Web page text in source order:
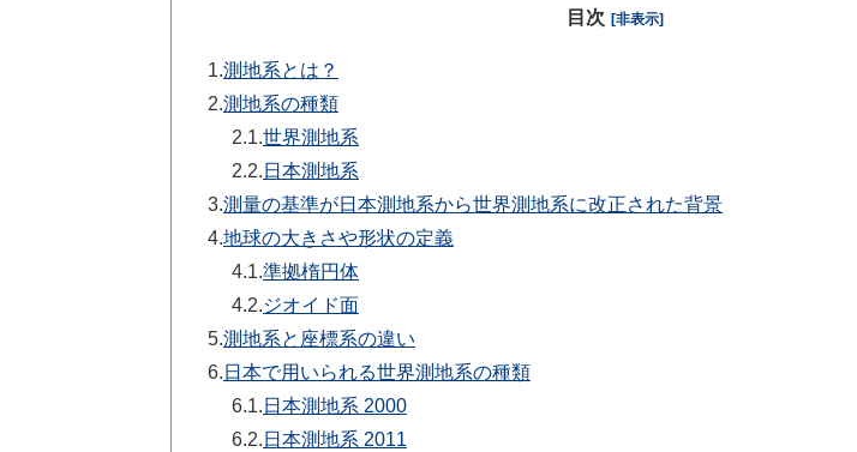
目次 [非表示]
1.測地系とは？
2.測地系の種類
2.1.世界測地系
2.2. 日本測地系
3.測量の基準が日本測地系から世界測地系に改正された背景
4.地球の大きさや形状の定義
4.1.準拠楕円体
4.2.ジオイド面
5.測地系と座標系の違い
6. 日本で用いられる世界測地系の種類
6.1. 日本測地系 2000
6.2. 日本測地系 2011